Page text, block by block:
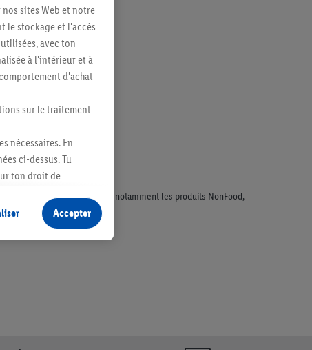
l'objet de la publicité, notamment les produits NonFood,
sites Web et notre
le stockage et l'accès
avec ton
à l'intérieur et à
d'achat
sur le traitement
nécessaires. En
ci-dessus. Tu
ton droit de
Accepter